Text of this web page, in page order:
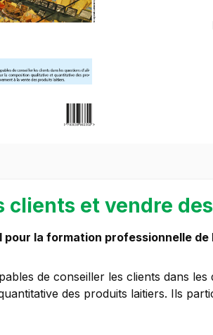
clients et vendre
pour la formation professionnelle
de conseiller les clients dans
des produits laitiers. Ils